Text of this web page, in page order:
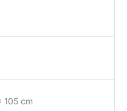
105 cm